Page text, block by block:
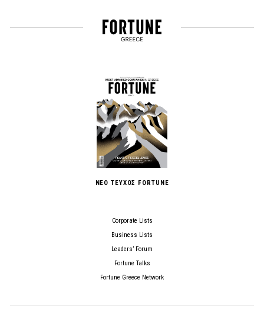
ΝΕΟ ΤΕΥΧΟΣ FORTUNE
Corporate Lists
Business Lists
Leaders’ Forum
Fortune Talks
Fortune Greece Network